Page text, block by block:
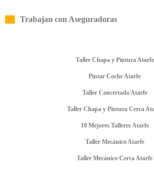
Trabajan con Aseguradoras
Taller Chapa y Pintura Atarfe
Pintar Coche Atarfe
Taller Concertado Atarfe
Taller Chapa y Pintura Cerca
10 Mejores Talleres Atarfe
Taller Mecánico Atarfe
Taller Mecánico Cerca Atarfe